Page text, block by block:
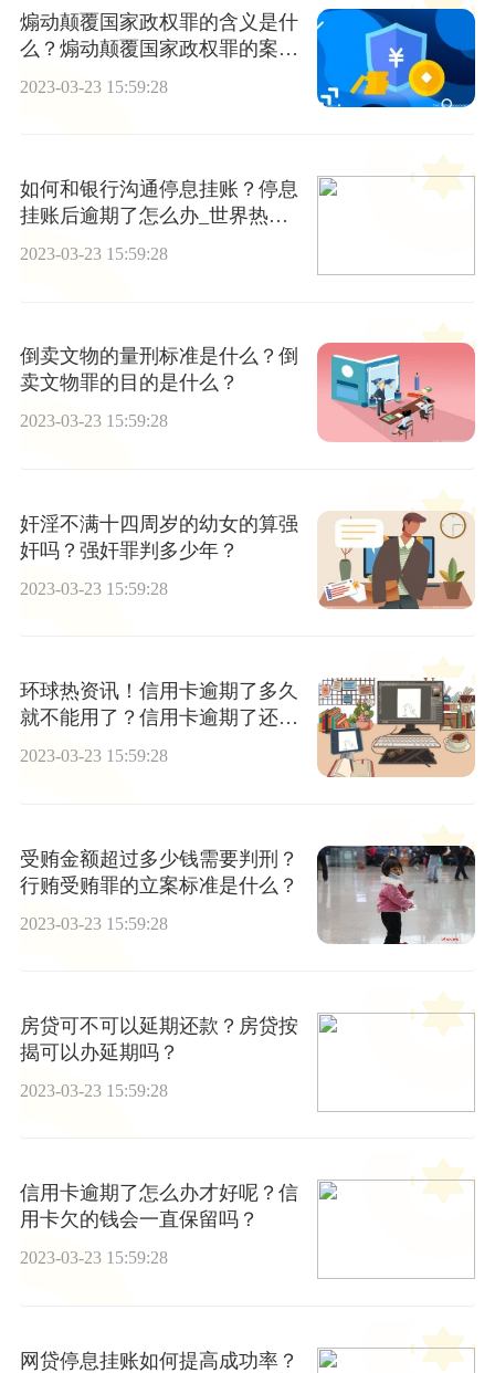
煽动颠覆国家政权罪的含义是什
么？煽动颠覆国家政权罪的案例
2023-03-23 15:59:28
如何和银行沟通停息挂账？停息
挂账后逾期了怎么办_世界热头
条
2023-03-23 15:59:28
倒卖文物的量刑标准是什么？倒
卖文物罪的目的是什么？
2023-03-23 15:59:28
奸淫不满十四周岁的幼女的算强
奸吗？强奸罪判多少年？
2023-03-23 15:59:28
环球热资讯！信用卡逾期了多久
就不能用了？信用卡逾期了还不
上会要坐牢吗？
2023-03-23 15:59:28
受贿金额超过多少钱需要判刑？
行贿受贿罪的立案标准是什么？
2023-03-23 15:59:28
房贷可不可以延期还款？房贷按
揭可以办延期吗？
2023-03-23 15:59:28
信用卡逾期了怎么办才好呢？信
用卡欠的钱会一直保留吗？
2023-03-23 15:59:28
网贷停息挂账如何提高成功率？